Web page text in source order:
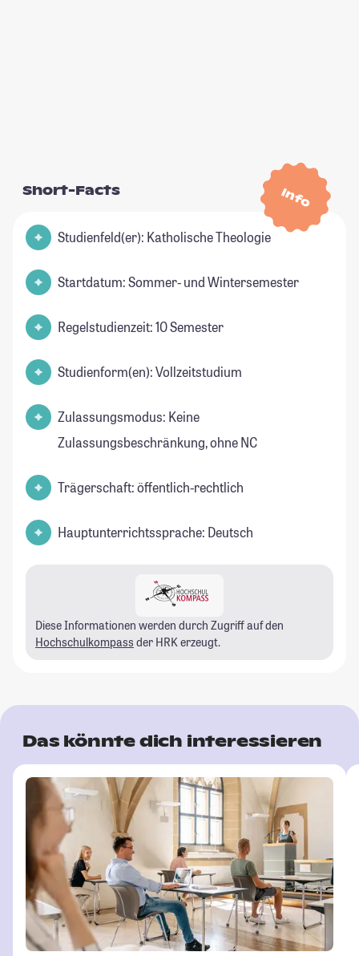
Info
Short-Facts
Studienfeld(er): Katholische Theologie
Startdatum: Sommer- und Wintersemester
Regelstudienzeit: 10 Semester
Studienform(en): Vollzeitstudium
Zulassungsmodus: Keine
Zulassungsbeschränkung, ohne NC
Trägerschaft: öffentlich-rechtlich
Hauptunterrichtssprache: Deutsch
Diese Informationen werden durch Zugriff auf den
Hochschulkompass der HRK erzeugt.
Das könnte dich interessieren